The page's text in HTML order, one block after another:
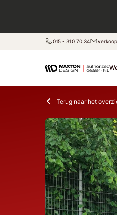
015 - 310 70 34
Terug naar het